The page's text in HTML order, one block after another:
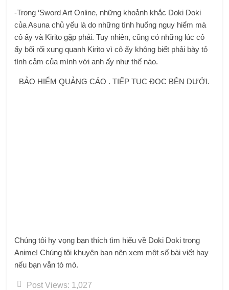
-Trong ‘Sword Art Online, những khoảnh khắc Doki Doki
của Asuna chủ yếu là do những tình huống nguy hiểm mà
cô ấy và Kirito gặp phải. Tuy nhiên, cũng có những lúc cô
ấy bối rối xung quanh Kirito vì cô ấy không biết phải bày tỏ
tình cảm của mình với anh ấy như thế nào.
BẢO HIỂM QUẢNG CÁO . TIẾP TỤC ĐỌC BÊN DƯỚI.
Chúng tôi hy vọng bạn thích tìm hiểu về Doki Doki trong
Anime! Chúng tôi khuyên bạn nên xem một số bài viết hay
nếu bạn vẫn tò mò.
Post Views: 1,027